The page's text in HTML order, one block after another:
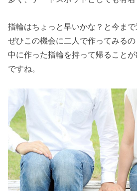
指輪はちょっと早いかな？と今まで
ぜひこの機会に二人で作ってみる
中に作った指輪を持って帰ること
ですね。